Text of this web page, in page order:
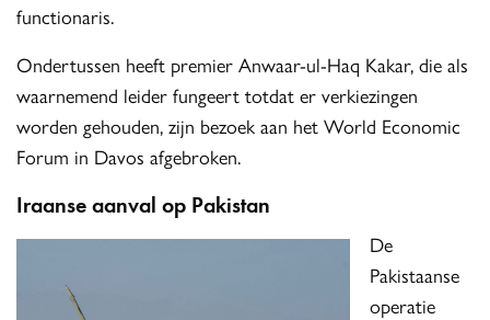
functionaris.
Ondertussen heeft premier Anwaar-ul-Haq Kakar, die als
waarnemend leider fungeert totdat er verkiezingen
worden gehouden, zijn bezoek aan het World Economic
Forum in Davos afgebroken.
Iraanse aanval op Pakistan
De
Pakistaanse
operatie